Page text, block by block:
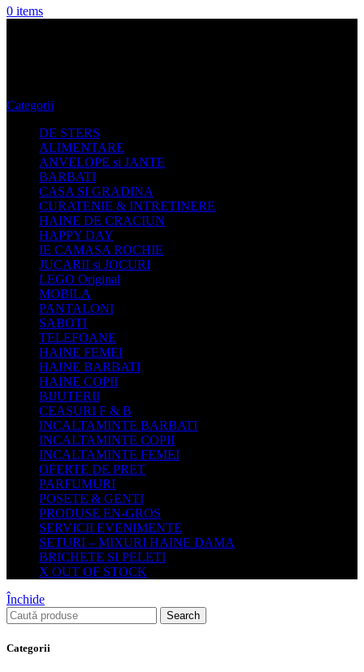
0 items
Categorii
DE STERS
ALIMENTARE
ANVELOPE si JANTE
BARBATI
CASA SI GRADINA
CURATENIE & INTRETINERE
HAINE DE CRACIUN
HAPPY DAY
IE CAMASA ROCHIE
JUCARII si JOCURI
LEGO Original
MOBILA
PANTALONI
SABOTI
TELEFOANE
HAINE FEMEI
HAINE BARBATI
HAINE COPII
BIJUTERII
CEASURI F & B
INCALTAMINTE BARBATI
INCALTAMINTE COPII
INCALTAMINTE FEMEI
OFERTE DE PRET
PARFUMURI
POSETE & GENTI
PRODUSE EN-GROS
SERVICII EVENIMENTE
SETURI – MIXURI HAINE DAMA
BRICHETE SI PELETI
X OUT OF STOCK
Închide
Search
Categorii